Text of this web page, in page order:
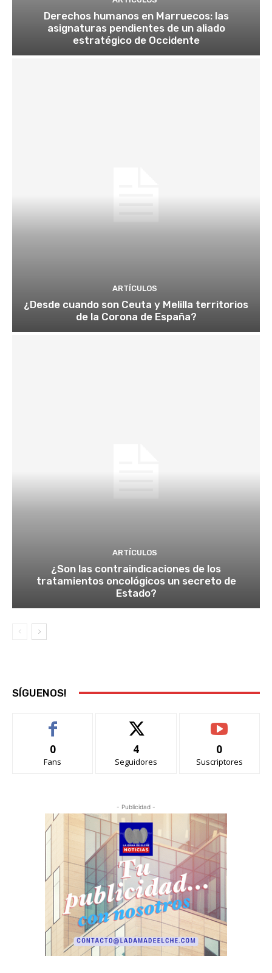
Derechos humanos en Marruecos: las
asignaturas pendientes de un aliado
estratégico de Occidente
ARTÍCULOS
¿Desde cuando son Ceuta y Melilla territorios
de la Corona de España?
ARTÍCULOS
¿Son las contraindicaciones de los
tratamientos oncológicos un secreto de
Estado?
SÍGUENOS!
0
Fans
4
Seguidores
0
Suscriptores
- Publicidad -